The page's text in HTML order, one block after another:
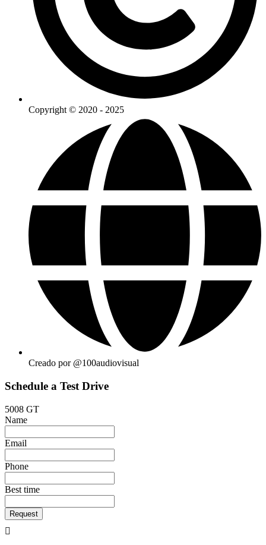
Copyright © 2020 - 2025
Creado por @100audiovisual
Schedule a Test Drive
5008 GT
Name
Email
Phone
Best time
Request